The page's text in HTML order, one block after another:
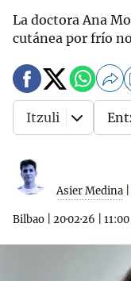
La doctora Ana
cutánea por frío
Asier Medina
Bilbao 20·02·26 11:00
Itzuli